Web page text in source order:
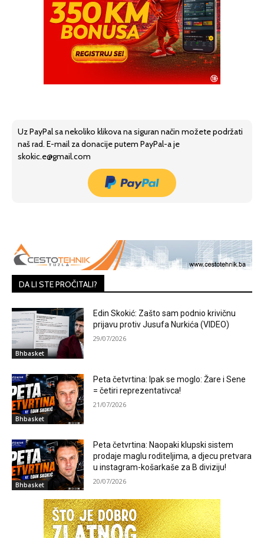
Uz PayPal sa nekoliko klikova na siguran način možete podržati
naš rad. E-mail za donacije putem PayPal-a je
skokic.e@gmail.com
DA LI STE PROČITALI?
Bhbasket
Edin Skokić: Zašto sam podnio krivičnu
prijavu protiv Jusufa Nurkića (VIDEO)
29/07/2026
Bhbasket
Peta četvrtina: Ipak se moglo: Žare i Sene
= četiri reprezentativca!
21/07/2026
Bhbasket
Peta četvrtina: Naopaki klupski sistem
prodaje maglu roditeljima, a djecu pretvara
u instagram-košarkaše za B diviziju!
20/07/2026